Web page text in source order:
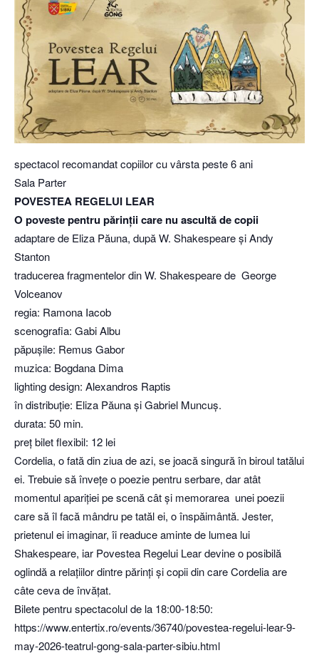
spectacol recomandat copiilor cu vârsta peste 6 ani
Sala Parter
POVESTEA REGELUI LEAR
O poveste pentru părinții care nu ascultă de copii
adaptare de Eliza Păuna, după W. Shakespeare și Andy
Stanton
traducerea fragmentelor din W. Shakespeare de George
Volceanov
regia: Ramona Iacob
scenografia: Gabi Albu
păpușile: Remus Gabor
muzica: Bogdana Dima
lighting design: Alexandros Raptis
în distribuție: Eliza Păuna și Gabriel Muncuș.
durata: 50 min.
preț bilet flexibil: 12 lei
Cordelia, o fată din ziua de azi, se joacă singură în biroul tatălui
ei. Trebuie să învețe o poezie pentru serbare, dar atât
momentul apariției pe scenă cât și memorarea unei poezii
care să îl facă mândru pe tatăl ei, o înspăimântă. Jester,
prietenul ei imaginar, îi readuce aminte de lumea lui
Shakespeare, iar Povestea Regelui Lear devine o posibilă
oglindă a relațiilor dintre părinți și copii din care Cordelia are
câte ceva de învățat.
Bilete pentru spectacolul de la 18:00-18:50:
https://www.entertix.ro/events/36740/povestea-regelui-lear-9-
may-2026-teatrul-gong-sala-parter-sibiu.html